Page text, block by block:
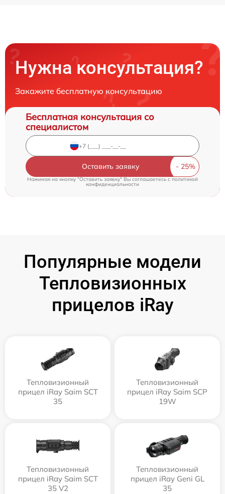
Нужна консультация?
Закажите бесплатную консультацию
Бесплатная консультация со
специалистом
Оставить заявку
Нажимая на кнопку "Оставить заявку" Вы соглашаетесь c политикой
конфиденциальности
Популярные модели
Тепловизионных
прицелов iRay
Тепловизионный
прицел iRay Saim SCT
35
Тепловизионный
прицел iRay Saim SCP
19W
Тепловизионный
прицел iRay Saim SCT
35 V2
Тепловизионный
прицел iRay Geni GL
35